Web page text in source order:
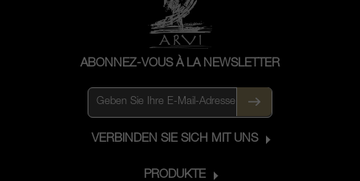
ABONNEZ-VOUS À LA NEWSLETTER
VERBINDEN SIE SICH MIT UNS
PRODUKTE